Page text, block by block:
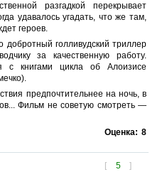
разгадкой перекрывает
удавалось угадать, что же там,
героев.
добротный голливудский триллер
за качественную работу.
с книгами цикла об Алоизисе
предпочтительнее на ночь, в
Фильм не советую смотреть —
Оценка: 8
[ 5 ]